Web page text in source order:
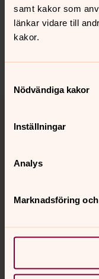
samt kakor som
länkar vidare till
kakor.
Nödvändiga kakor
Inställningar
Analys
Marknadsföring
Synpunkter
innehåll?
Dela
Kontakt
Kalender